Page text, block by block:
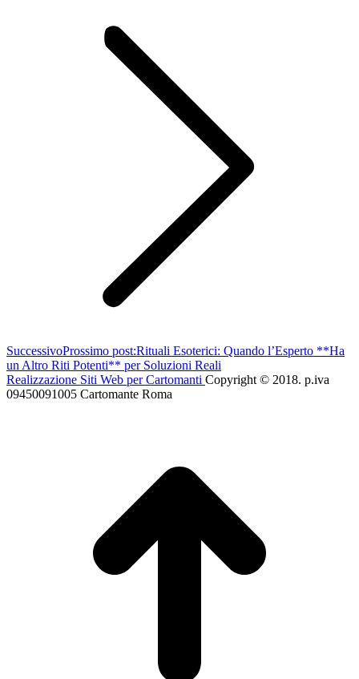
SuccessivoProssimo post:Rituali Esoterici: Quando l’Esperto **Ha
un Altro Riti Potenti** per Soluzioni Reali
Realizzazione Siti Web per Cartomanti Copyright © 2018. p.iva
09450091005 Cartomante Roma